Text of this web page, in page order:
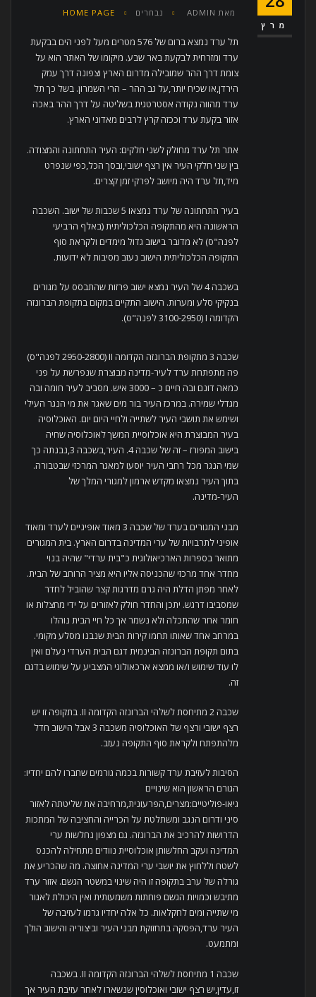
מרץ
מאת ADMIN נבחרים HOME PAGE
תל ערד נמצא ברום של 576 מטרים מעל לפני הים בבקעת
ערד ומזרחית לבקעת באר שבע. מיקומו של האתר הוא על
צומת דרך ההר שמובילה מדרום הארץ וצפונה דרך עמק
הירדן,או שכיח יותר,על גב ההר – הרי השמרון. בשל כך תל
ערד מהווה נקודה אסטרטגית בשליטה על דרך ההר באכה
אזור בקעת ערד וככזה קרץ לרבים מאדוני הארץ.
אתר תל ערד מחולק לשני חלקים: העיר התחתונה והמצודה.
בין שני חלקי העיר אין רצף ישובי,ובסך הכל,כפי שנפרט
מיד,תל ערד היה מיושב לפרקי זמן קצרים.
בעיר התחתונה של ערד נמצאו 5 שכבות של ישוב. השכבה
הראשונה היא מהתקופה הכלכוליתית (באלף הרביעי
לפנה"ס) לא מדובר בישוב גדול מימדים ולקראת סוף
התקופה הכלכוליתית הישוב נעזב מסיבות לא ידועות.
בשכבה 4 של העיר נמצא ישוב פרזות שהתבסס על מגורים
בנקיקי סלע ומערות. הישוב התקיים במקום בתקופת הברונזה
הקדומה I (3100-2950 לפנה"ס).
שכבה 3 מתקופת הברונזה הקדומה II (2950-2800 לפנה"ס)
פה מתפתחת ערד לעיר-מדינה מבוצרת שנפרשת על פני
כמאה דונם ובה חיים כ – 3000 איש. מסביב לעיר חומה ובה
מגדלי שמירה. במרכז העיר בור מים שאגר את מי הנגר העילי
ושימש את תושבי העיר לשתייה ולחיי היום יום. האוכלוסיה
בעיר המבוצרת היא אוכלוסיית המשך לאוכלוסיה שחיה
בישוב המפורז – זה של שכבה 4. העיר,בשכבה 3,נבנתה כך
שמי הנגר מכל רחבי העיר יוסעו למאגר המרכזי שבטבורה.
בתוך העיר נמצאו מקדש ארמון למגורי המלך של
העיר-מדינה.
מבני המגורים בערד של שכבה 3 מאוד אופיניים לערד ומאוד
אופיני לתרבויות של ערי המדינה בדרום הארץ. בית המגורים
מתואר בספרות הארכיאולוגית כ"בית ערדי" שהיה בנוי
מחדר אחד מרכזי שהכניסה אליו היא מציר הרוחב של הבית.
לאחר מפתן הדלת היה גרם מדרגות קצר שהוביל לחדר
שמסביבו דרגש. יתכן והחדר חולק לאזורים על ידי מחצלות או
חומר אחר שהתכלה ולא נשמר אך כל חיי הבית נוהלו
במרחב אחד שאותו תחמו קירות הבית שנבנו מסלע מקומי.
בתום תקופת הברונזה הבינמית דגם הבית הערדי נעלם ואין
לו עוד שימוש ו/או ממצא ארכאולוגי המצביע על שימוש בדגם
זה.
שכבה 2 מתיחסת לשלהי הברונזה הקדומה II. בתקופה זו יש
רצף ישובי ורצף של האוכלוסיה משכבה 3 אבל הישוב חדל
מלהתפתח ולקראת סוף התקופה נעזב.
הסיבות לעזיבת ערד קשורות בכמה גורמים שחברו להם יחדיו:
הגורם הראשון הוא שינויים
גיאו-פוליטיים:מצרים,הפרעונית,מרחיבה את שליטתה לאזור
סיני ודרום הנגב ומשתלטת על הכרייה והחציבה של המתכות
הדרושות להרכיב את הברונזה. גם מצפון נחלשות ערי
המדינה ועקב החלשותן אוכלוסיית נוודים מתחילה להכנס
לשטח וללחוץ את יושבי ערי המדינה אחוצה. מה שהכריע את
גורלה של ערב בתקופה זו היה שינוי במשטר הגשם. אזור ערד
מתיבש וכמויות הגשם פוחתות משמעותית ואין היכולת לאגור
מי שתייה ומים לחקלאות. כל אלה יחדיו גרמו לעזיבה של
העיר ערד,הפסקה בתחזוקת מבני העיר וביצוריה והישוב הולך
ומתמעט.
שכבה 1 מתיחסת לשלהי הברונזה הקדומה II. בשכבה
זו,עדין,יש רצף ישובי ואוכלוסין שנשארו לאחר עזיבת העיר אך